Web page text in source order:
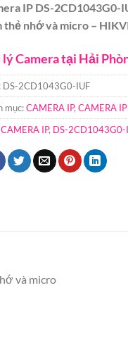
IP DS-2CD1043G0-
thẻ nhớ và micro –
Camera tại Hải
DS-2CD1043G0-IUF
mục:CAMERA IP, CAMERA
CAMERA IP, DS-2CD1043G0-
và micro